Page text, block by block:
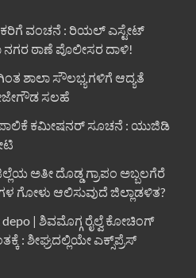
ವಂಚನೆ : ರಿಯಲ್ ಎಸ್ಟೇಟ್
ನಗರ ಠಾಣೆ ಪೊಲೀಸರ ದಾಳಿ!
ಶಾಲಾ ಸೌಲಭ್ಯಗಳಿಗೆ ಆದ್ಯತೆ
ಸಲಹೆ
ಪಾಲಿಕೆ ಕಮೀಷನರ್ ಸೂಚನೆ : ಯುಜಿಡಿ
ಅತೀ ದೊಡ್ಡ ಗ್ರಾಪಂ ಅಬ್ಬಲಗೆರೆ
ಗೋಳು ಆಲಿಸುವುದೆ ಜಿಲ್ಲಾಡಳಿತ?
depo | ಶಿವಮೊಗ್ಗ ರೈಲ್ವೆ ಕೋಚಿಂಗ್
: ಶೀಘ್ರದಲ್ಲಿಯೇ ಎಕ್ಸ್‌ಪ್ರೆಸ್